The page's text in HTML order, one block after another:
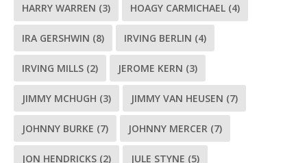
HARRY WARREN (3) HOAGY CARMICHAEL (4)
IRA GERSHWIN (8) IRVING BERLIN (4)
IRVING MILLS (2) JEROME KERN (3)
JIMMY MCHUGH (3) JIMMY VAN HEUSEN (7)
JOHNNY BURKE (7) JOHNNY MERCER (7)
JON HENDRICKS (2) JULE STYNE (5)